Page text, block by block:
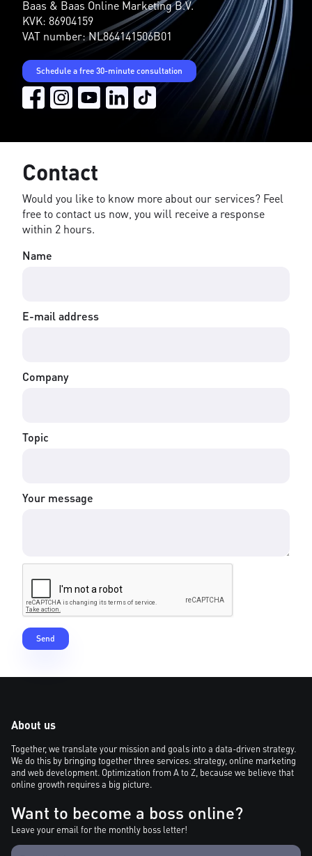
Baas & Baas Online Marketing B.V.
KVK: 86904159
VAT number: NL864141506B01
Schedule a free 30-minute consultation
Contact
Would you like to know more about our services? Feel
free to contact us now, you will receive a response
within 2 hours.
Name
E-mail address
Company
Topic
Your message
About us
Together, we translate your mission and goals into a data-driven strategy.
We do this by bringing together three services: strategy, online marketing
and web development. Optimization from A to Z, because we believe that
online growth requires a big picture.
Want to become a boss online?
Leave your email for the monthly boss letter!